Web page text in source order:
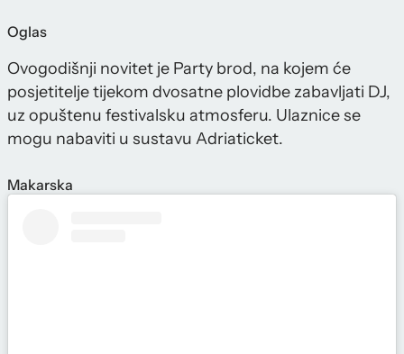
Oglas
Ovogodišnji novitet je Party brod, na kojem će
posjetitelje tijekom dvosatne plovidbe zabavljati DJ,
uz opuštenu festivalsku atmosferu. Ulaznice se
mogu nabaviti u sustavu Adriaticket.
Makarska